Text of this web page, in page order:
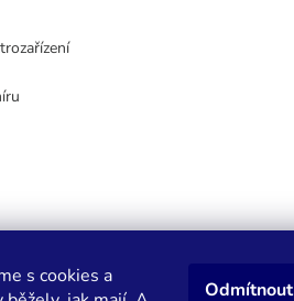
s cookies a
Odmítnout